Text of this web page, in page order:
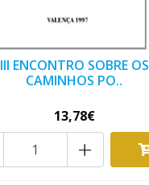
III ENCONTRO SOBRE OS
CAMINHOS PO..
13,78€
+